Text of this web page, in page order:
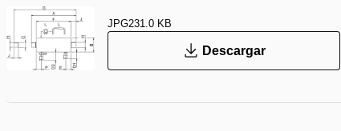
JPG231.0 KB
Descargar